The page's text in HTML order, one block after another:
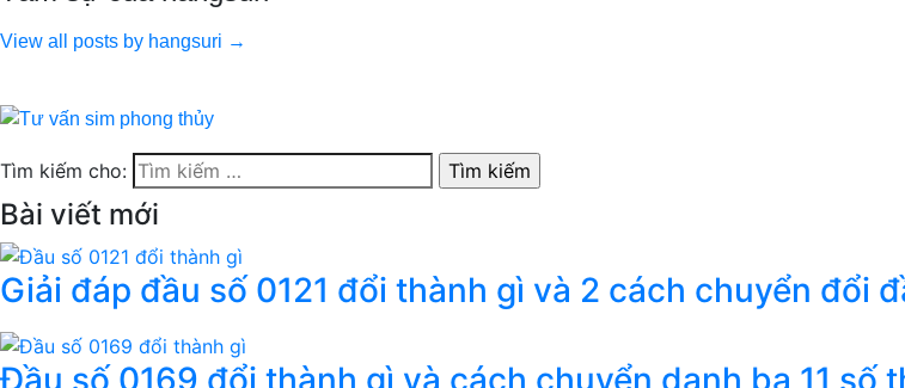
View all posts by hangsuri →
Tìm kiếm cho:
Bài viết mới
Giải đáp đầu số 0121 đổi thành gì và 2 cách chuyển đổi
Đầu số 0169 đổi thành gì và cách chuyển danh bạ 11 số